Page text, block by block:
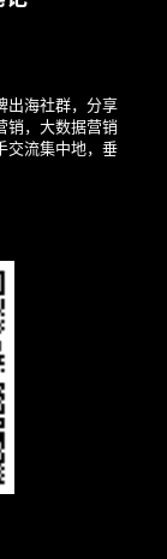
出海社群，分享
销，大数据营销
交流集中地，垂